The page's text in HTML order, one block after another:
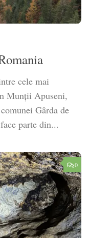
cele mai
Munții Apuseni,
Gârda de
parte din...
0